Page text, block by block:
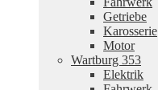
Getriebe
Karosserie
Motor
Wartburg 353
Elektrik